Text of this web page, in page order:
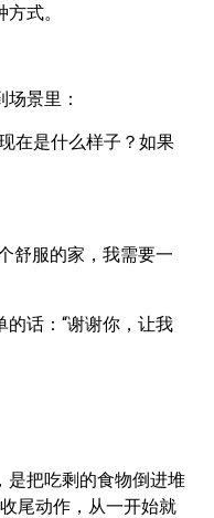
式。
景里：
在是什么样子？如果
舒服的家，我需要一
话：“谢谢你，让我
是把吃剩的食物倒进堆
尾动作，从一开始就